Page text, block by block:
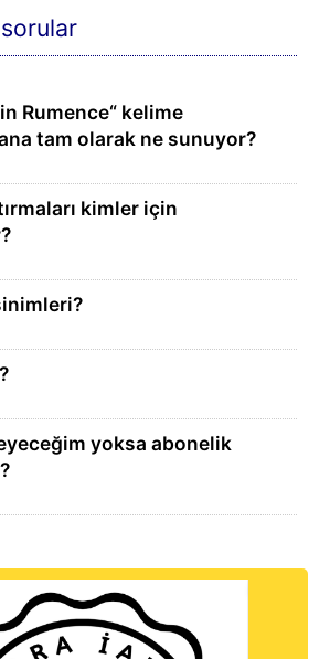
Rumence“ kelime
tam olarak ne sunuyor?
kimler için
yoksa abonelik